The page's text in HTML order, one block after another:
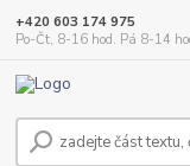
+420 603 174 975
Po-Čt, 8-16 hod. Pá 8-14